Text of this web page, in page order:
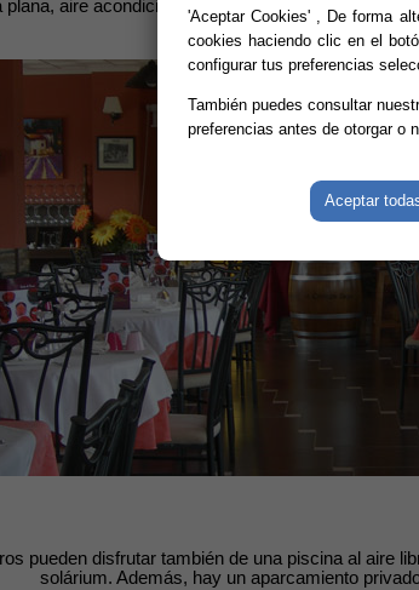
plana, aire acondicionado y baño privado con
pelo.
pueden disfrutar también de una piscina al aire
solárium. Además, hay un aparcamiento
'Aceptar Cookies' , De forma
cookies haciendo clic en el
configurar tus preferencias
También puedes consultar
preferencias antes de otorgar o
Aceptar